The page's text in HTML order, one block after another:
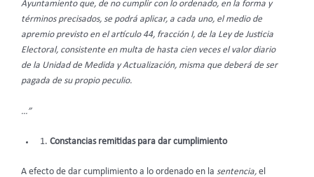
Ayuntamiento que, de no cumplir con lo ordenado, en la forma y
términos precisados, se podrá aplicar, a cada uno, el medio de
apremio previsto en el artículo 44, fracción I, de la Ley de Justicia
Electoral, consistente en multa de hasta cien veces el valor diario
de la Unidad de Medida y Actualización, misma que deberá de ser
pagada de su propio peculio.
…”
Constancias remitidas para dar cumplimiento
A efecto de dar cumplimiento a lo ordenado en la sentencia, el